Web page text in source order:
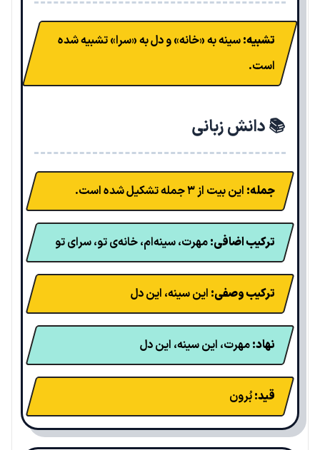
تشبیه:سینه به «خانه» و دل به «سرا» تشبیه شده
است.
📚 دانش زبانی
جمله: این بیت از ۳ جمله تشکیل شده است.
ترکیب اضافی:مهرت، سینه‌ام، خانه‌ی تو، سرای تو
ترکیب وصفی: این سینه، این دل
نهاد:مهرت، این سینه، این دل
قید:بُرون